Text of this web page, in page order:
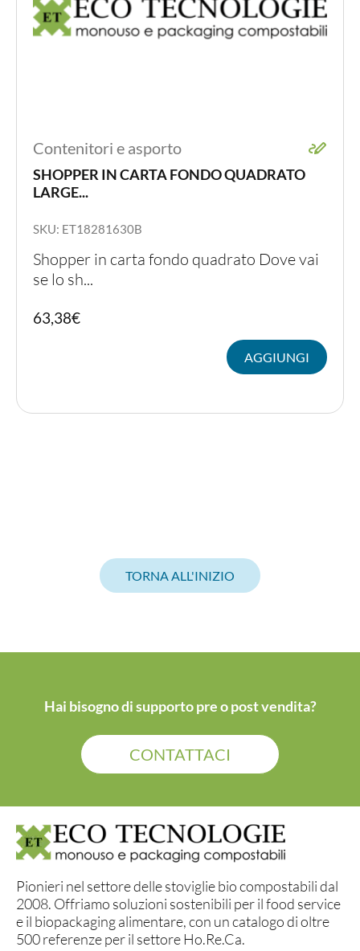
Contenitori e asporto
SHOPPER IN CARTA FONDO QUADRATO
LARGE...
SKU: ET18281630B
Shopper in carta fondo quadrato Dove vai
se lo sh...
63,38€
AGGIUNGI
TORNA ALL'INIZIO
Hai bisogno di supporto pre o post vendita?
CONTATTACI
Pionieri nel settore delle stoviglie bio compostabili dal
2008. Offriamo soluzioni sostenibili per il food service
e il biopackaging alimentare, con un catalogo di oltre
500 referenze per il settore Ho.Re.Ca.